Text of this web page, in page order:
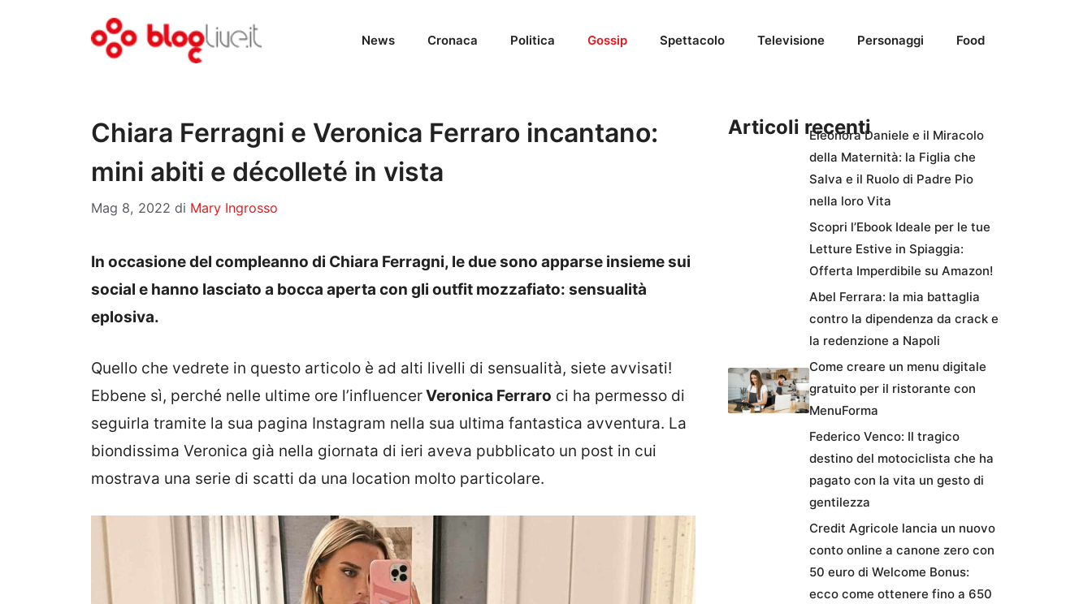
News Cronaca Politica Gossip Spettacolo Televisione Personaggi Food
Chiara Ferragni e Veronica Ferraro incantano:
mini abiti e décolleté in vista
Mag 8, 2022 di Mary Ingrosso
In occasione del compleanno di Chiara Ferragni, le due sono apparse insieme sui
social e hanno lasciato a bocca aperta con gli outfit mozzafiato: sensualità
eplosiva.
Quello che vedrete in questo articolo è ad alti livelli di sensualità, siete avvisati!
Ebbene sì, perché nelle ultime ore l’influencerVeronica Ferraro ci ha permesso di
seguirla tramite la sua pagina Instagram nella sua ultima fantastica avventura. La
biondissima Veronica già nella giornata di ieri aveva pubblicato un post in cui
mostrava una serie di scatti da una location molto particolare.
Articoli recentiEleonora Daniele e il Miracolo
della Maternità: la Figlia che
Salva e il Ruolo di Padre Pio
nella loro Vita
Scopri l’Ebook Ideale per le tue
Letture Estive in Spiaggia:
Offerta Imperdibile su Amazon!
Abel Ferrara: la mia battaglia
contro la dipendenza da crack e
la redenzione a Napoli
Come creare un menu digitale
gratuito per il ristorante con
MenuForma
Federico Venco: Il tragico
destino del motociclista che ha
pagato con la vita un gesto di
gentilezza
Credit Agricole lancia un nuovo
conto online a canone zero con
50 euro di Welcome Bonus:
ecco come ottenere fino a 650